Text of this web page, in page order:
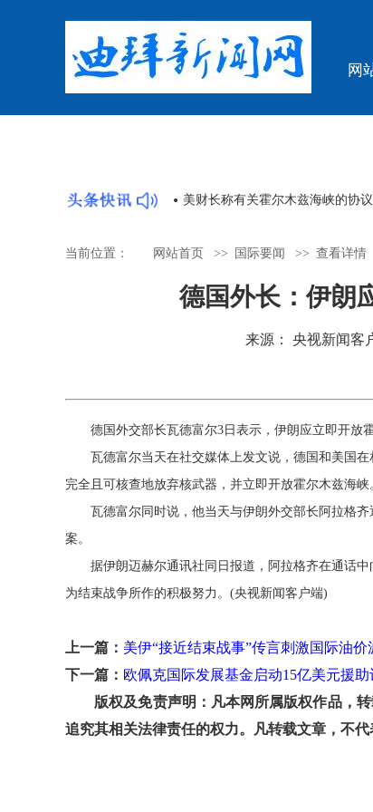
网
国宝”回归牵动人心 美财长称有关霍尔木兹海峡的协
当前位置： 网站首页 >> 国际要闻 >> 查看详情
德国外长：伊朗
来源： 央视新闻客
德国外交部长瓦德富尔3日表示，伊朗应立即开放霍
瓦德富尔当天在社交媒体上发文说，德国和美国在
完全且可核查地放弃核武器，并立即开放霍尔木兹海峡
瓦德富尔同时说，他当天与伊朗外交部长阿拉格齐
案。
据伊朗迈赫尔通讯社同日报道，阿拉格齐在通话中
为结束战争所作的积极努力。(央视新闻客户端)
上一篇： 美伊“接近结束战事”传言刺激国际油价
下一篇： 欧佩克国际发展基金启动15亿美元援助
版权及免责声明：凡本网所属版权作品，转
追究其相关法律责任的权力。凡转载文章，不